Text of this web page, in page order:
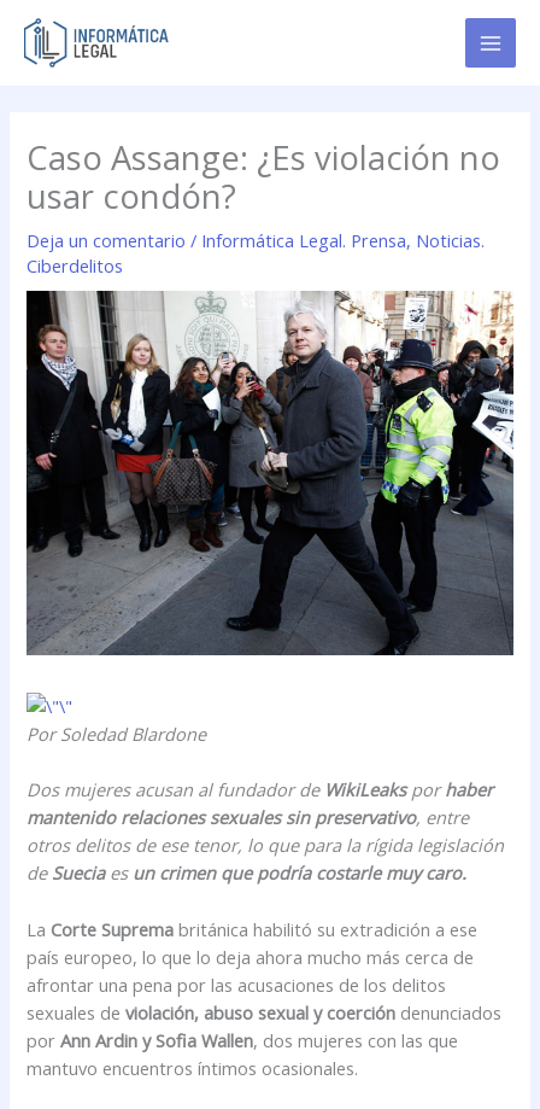
contenido
Caso Assange: ¿Es violación no
usar condón?
Deja un comentario / Informática Legal. Prensa, Noticias.
Ciberdelitos
Por Soledad Blardone
Dos mujeres acusan al fundador de WikiLeaksporhaber
mantenido relaciones sexuales sin preservativo, entre
otros delitos de ese tenor, lo que para la rígida legislación
de Sueciaes un crimen que podría costarle muy caro.
La Corte Suprema británica habilitó su extradición a ese
país europeo, lo que lo deja ahora mucho más cerca de
afrontar una pena por las acusaciones de los delitos
sexuales deviolación, abuso sexual y coerción denunciados
porAnn Ardin y Sofia Wallen, dos mujeres con las que
mantuvo encuentros íntimos ocasionales.